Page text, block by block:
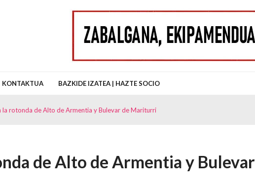
Batuz Auzo Elkartea
KONTAKTUA BAZKIDE IZATEA | HAZTE SOCIO
la rotonda de Alto de Armentia y Bulevar de Mariturri
de Alto de Armentia y Bulevar